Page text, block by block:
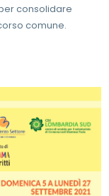
consolidare
comune.